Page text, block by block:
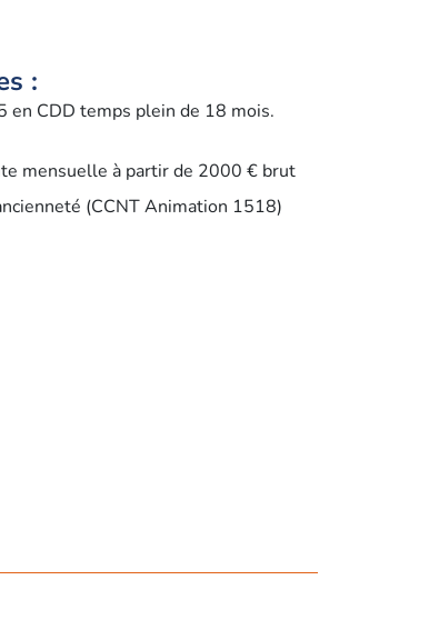
:
en CDD temps plein de 18 mois.
mensuelle à partir de 2000 € brut
(CCNT Animation 1518)